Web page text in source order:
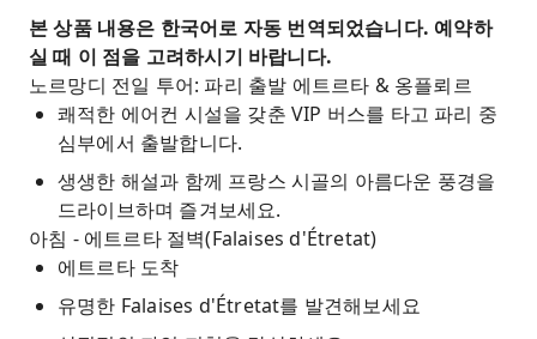
를 이루는 이곳은 유네스코 세계문화유산으로 지
정된 알라바스터 해안의 탁 트인 전경을 감상할 수
있는 절벽 위에 자리 잡고 있습니다.
자유 시간에는 노르망디에서 가장 매혹적인 항구
도시인 옹플뢰르를 탐험해 보세요. 다채로운 부두
를 거닐고, 프랑스에서 가장 큰 목조 교회인 생트
카트린 교회를 방문하고, 매력적인 부티크들을 둘
러보세요.
VIP 버스 단체 투어를 통해 파리에서 편안하게 여
행하세요.
예술 애호가, 자연 애호가, 사진작가, 그리고 도시
본 상품 내용은 한국어로 자동 번역되었습니다. 예약하
실 때 이 점을 고려하시기 바랍니다.
노르망디 전일 투어: 파리 출발 에트르타 & 옹플뢰르
쾌적한 에어컨 시설을 갖춘 VIP 버스를 타고 파리 중
심부에서 출발합니다.
생생한 해설과 함께 프랑스 시골의 아름다운 풍경을
드라이브하며 즐겨보세요.
아침 - 에트르타 절벽(Falaises d'Étretat)
에트르타 도착
유명한 Falaises d'Étretat를 발견해보세요